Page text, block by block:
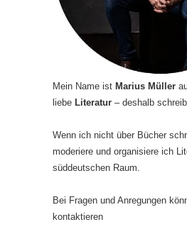
Mein Name ist Marius Müller
liebe Literatur – deshalb
Wenn ich nicht über Bücher
moderiere und organisiere ich
süddeutschen Raum.
Bei Fragen und Anregungen
kontaktieren